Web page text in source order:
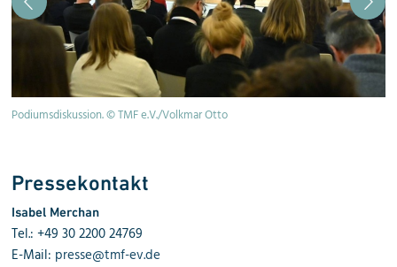
Podiumsdiskussion. © TMF e.V./Volkmar Otto
Pressekontakt
Isabel Merchan
Tel.: +49 30 2200 24769
E-Mail: presse@tmf-ev.de